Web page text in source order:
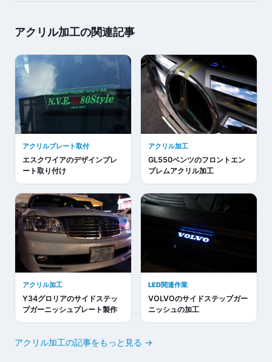
アクリル加工の関連記事
アクリルプレート取付
エスクワイアのデザインプレ
ート取り付け
アクリル加工
GL550ベンツのフロントエン
ブレムアクリル加工
アクリル加工
Y34グロリアのサイドステッ
プガーニッシュプレート製作
LED関連作業
VOLVOのサイドステップガー
ニッシュの加工
アクリル加工の記事をもっと見る →